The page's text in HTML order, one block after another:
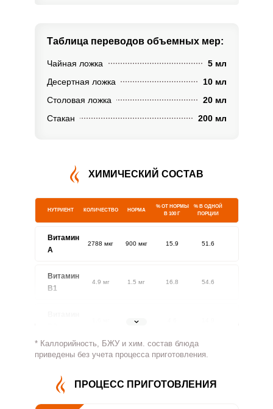
Таблица переводов объемных мер:
Чайная ложка
5 мл
Десертная ложка
10 мл
Столовая ложка
20 мл
Стакан
200 мл
ХИМИЧЕСКИЙ СОСТАВ
НУТРИЕНТ КОЛИЧЕСТВО НОРМА
% ОТ НОРМЫ
В 100 Г
% В ОДНОЙ
ПОРЦИИ
Витамин
A
2788 мкг 900 мкг 15.9 51.6
Витамин
В1
4.9 мг 1.5 мг 16.8 54.6
1.8 мг
Витамин
1151 мг 500 мг 11.8 38.4
Витамин
В5
* Каллорийность, БЖУ и хим. состав блюда
приведены без учета процесса приготовления.
ПРОЦЕСС ПРИГОТОВЛЕНИЯ